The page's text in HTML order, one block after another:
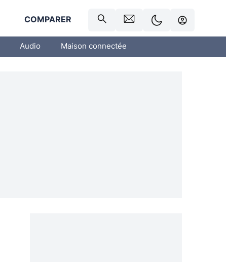
COMPARER
Audio Maison connectée